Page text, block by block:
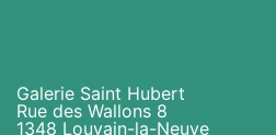
Galerie Saint Hubert
Rue des Wallons 8
1348 Louvain-la-Neuve